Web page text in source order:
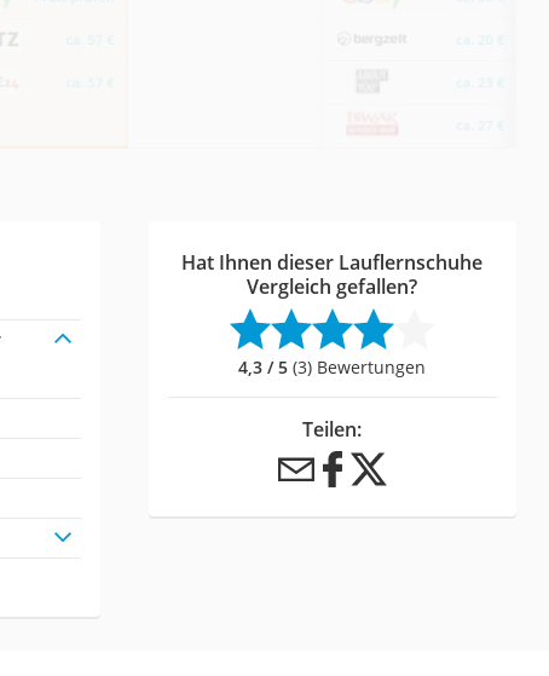
Hat Ihnen dieser Lauflernschuhe
Vergleich gefallen?
4,3 / 5 (3) Bewertungen
Teilen: